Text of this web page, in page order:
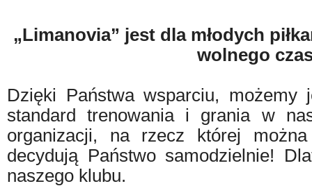
„Limanovia” jest dla młodych
wolnego
Dzięki Państwa wsparciu, możemy
standard trenowania i grania w
organizacji, na rzecz której
decydują Państwo samodzielnie!
naszego klubu.